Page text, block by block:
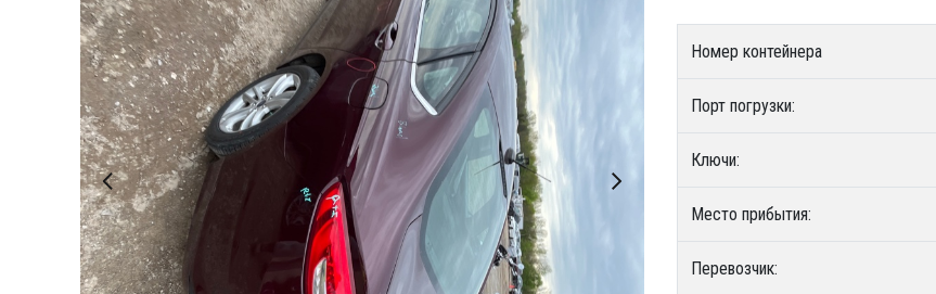
Номер контейнера
Порт погрузки:
Ключи:
Место прибытия:
Перевозчик: